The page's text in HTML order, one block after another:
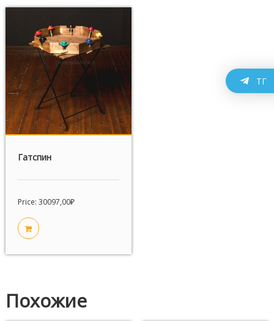
Гатспин
Price: 30097,00₽
Похожие
ТГ